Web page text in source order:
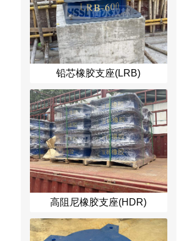
铅芯橡胶支座(LRB)
高阻尼橡胶支座(HDR)